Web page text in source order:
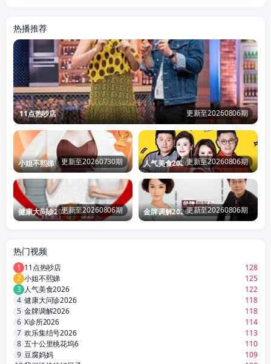
热播推荐
更新至20260806期
11点热吵店
更新至20260730期
小姐不熙娣 更新至20260806期
人气美食2026
更新至20260806期
健康大问诊2026 更新至20260806期
金牌调解2026
热门视频
1 11点热吵店
128
2 小姐不熙娣
125
3 人气美食2026
122
4 健康大问诊2026
118
5 金牌调解2026
118
6 X诊所2026
114
7 欢乐集结号2026
113
8 五十公里桃花坞6
110
9 豆腐妈妈
109